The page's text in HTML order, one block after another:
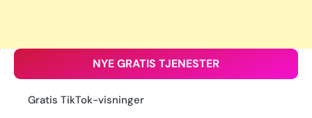
NYE GRATIS TJENESTER
Gratis TikTok-visninger